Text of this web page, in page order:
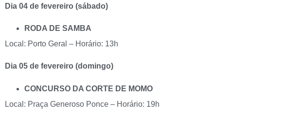
Dia 04 de fevereiro (sábado)
RODA DE SAMBA
Local: Porto Geral – Horário: 13h
Dia 05 de fevereiro (domingo)
CONCURSO DA CORTE DE MOMO
Local: Praça Generoso Ponce – Horário: 19h